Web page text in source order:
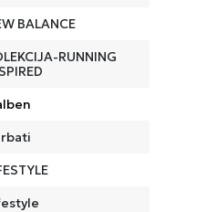
BALANCE
RUNNING